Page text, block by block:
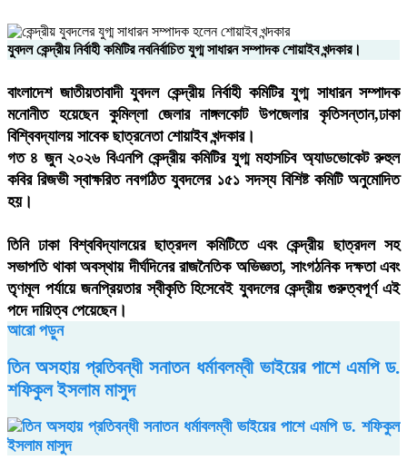
যুবদল কেন্দ্রীয় নির্বাহী কমিটির নবনির্বাচিত যুগ্ম সাধারন সম্পাদক শোয়াইব খন্দকার।
বাংলাদেশ জাতীয়তাবাদী যুবদল কেন্দ্রীয় নির্বাহী কমিটির যুগ্ম সাধারন সম্পাদক
মনোনীত হয়েছেন কুমিল্লা জেলার নাঙ্গলকোট উপজেলার কৃতিসন্তান,ঢাকা
বিশ্বিবদ্যালয় সাবেক ছাত্রনেতা শোয়াইব খন্দকার।
গত ৪ জুন ২০২৬ বিএনপি কেন্দ্রীয় কমিটির যুগ্ম মহাসচিব অ্যাডভোকেট রুহুল
কবির রিজভী স্বাক্ষরিত নবগঠিত যুবদলের ১৫১ সদস্য বিশিষ্ট কমিটি অনুমোদিত
হয়।
তিনি ঢাকা বিশ্ববিদ্যালয়ের ছাত্রদল কমিটিতে এবং কেন্দ্রীয় ছাত্রদল সহ
সভাপতি থাকা অবস্থায় দীর্ঘদিনের রাজনৈতিক অভিজ্ঞতা, সাংগঠনিক দক্ষতা এবং
তৃণমূল পর্যায়ে জনপ্রিয়তার স্বীকৃতি হিসেবেই যুবদলের কেন্দ্রীয় গুরুত্বপূর্ণ এই
পদে দায়িত্ব পেয়েছেন।
আরো পড়ুন
তিন অসহায় প্রতিবন্ধী সনাতন ধর্মাবলম্বী ভাইয়ের পাশে এমপি ড.
শফিকুল ইসলাম মাসুদ